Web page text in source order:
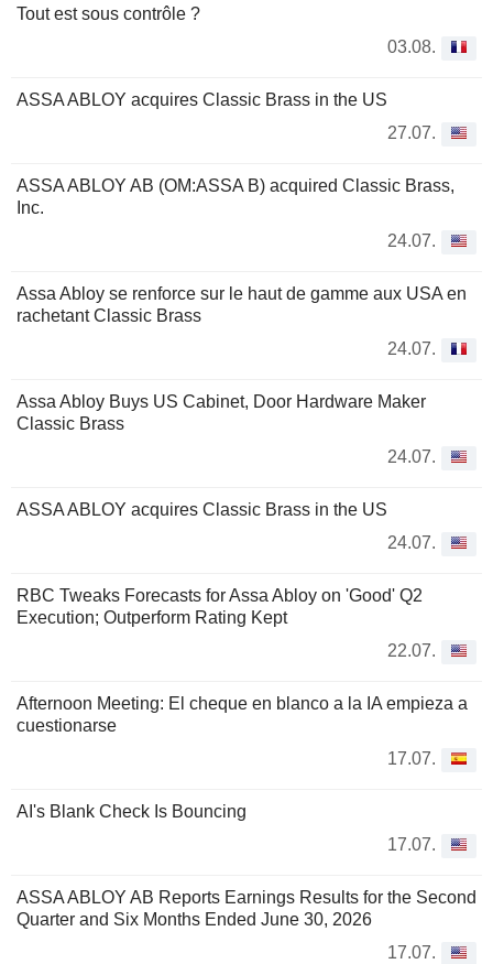
Tout est sous contrôle ?
03.08.
ASSA ABLOY acquires Classic Brass in the US
27.07.
ASSA ABLOY AB (OM:ASSA B) acquired Classic Brass,
Inc.
24.07.
Assa Abloy se renforce sur le haut de gamme aux USA en
rachetant Classic Brass
24.07.
Assa Abloy Buys US Cabinet, Door Hardware Maker
Classic Brass
24.07.
ASSA ABLOY acquires Classic Brass in the US
24.07.
RBC Tweaks Forecasts for Assa Abloy on 'Good' Q2
Execution; Outperform Rating Kept
22.07.
Afternoon Meeting: El cheque en blanco a la IA empieza a
cuestionarse
17.07.
AI's Blank Check Is Bouncing
17.07.
ASSA ABLOY AB Reports Earnings Results for the Second
Quarter and Six Months Ended June 30, 2026
17.07.